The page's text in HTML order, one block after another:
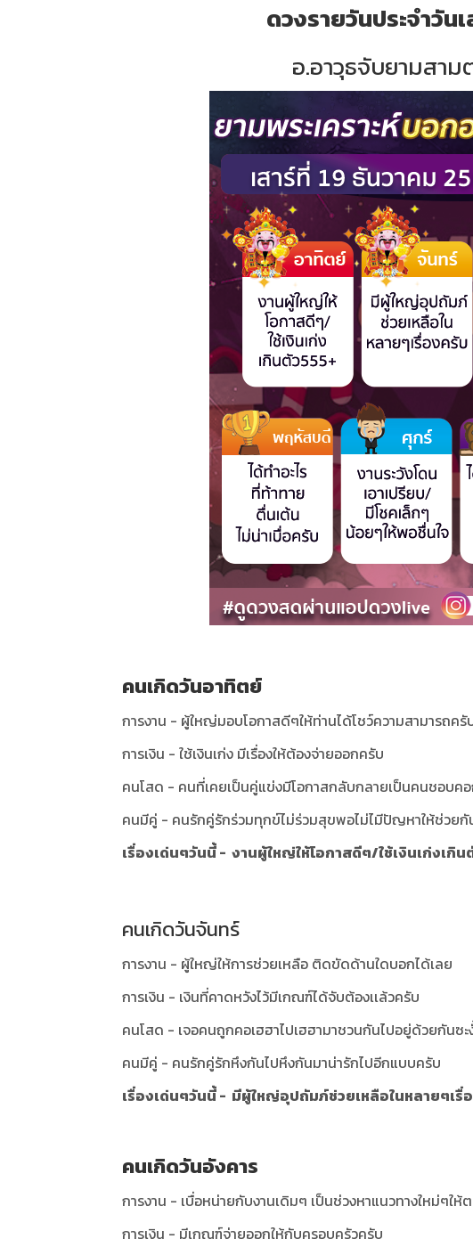
ดวงรายวันประจำวัน
อ.อาวุธจับยามสา
คนเกิดวันอาทิตย์
การงาน - ผู้ใหญ่มอบโอกาสดีๆให้ท่านได้โชว์ความสามารถครั
การเงิน - ใช้เงินเก่ง มีเรื่องให้ต้องจ่ายออกครับ
คนโสด - คนที่เคยเป็นคู่แข่งมีโอกาสกลับกลายเป็นคนชอบค
คนมีคู่ - คนรักคู่รักร่วมทุกข์ไม่ร่วมสุขพอไม่ไมีปัญหาให้ช่วย
เรื่องเด่นๆวันนี้ - งานผู้ใหญ่ให้โอกาสดีๆ/ใช้เงินเก่งเกิน
คนเกิดวันจันทร์
การงาน - ผู้ใหญ่ให้การช่วยเหลือ ติดขัดด้านใดบอกได้เลย
การเงิน - เงินที่คาดหวังไว้มีเกณฑ์ได้จับต้องเเล้วครับ
คนโสด - เจอคนถูกคอเฮฮาไปเฮฮามาชวนกันไปอยู่ด้วยกันซะ
คนมีคู่ - คนรักคู่รักหึงกันไปหึงกันมาน่ารักไปอีกแบบครับ
เรื่องเด่นๆวันนี้ - มีผู้ใหญ่อุปถัมภ์ช่วยเหลือในหลายๆเรื่
คนเกิดวันอังคาร
การงาน - เบื่อหน่ายกับงานเดิมๆ เป็นช่วงหาแนวทางใหม่ๆให้
การเงิน - มีเกณฑ์จ่ายออกให้กับครอบครัวครับ